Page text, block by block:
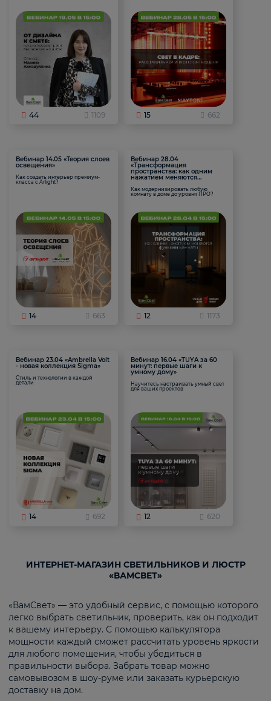
44 1109 15 662
Вебинар 14.05 «Теория слоев
освещения»
Как создать интерьер премиум-
класса с Arlight?
14 663
Вебинар 28.04
«Трансформация
пространства: как одним
нажатием меняются
Как модернизировать любую
комнату в доме до уровня ПРО?
12 1173
Вебинар 23.04 «Ambrella Volt
- новая коллекция Sigma»
Стиль и технологии в каждой
детали
14 692
Вебинар 16.04 «TUYA за 60
минут: первые шаги к
умному дому»
Научитесь настраивать умный свет
для ваших проектов
12 620
ИНТЕРНЕТ-МАГАЗИН СВЕТИЛЬНИКОВ И ЛЮСТР
«ВАМСВЕТ»
«ВамСвет» — это удобный сервис, с помощью которого
легко выбрать светильник, проверить, как он подходит
к вашему интерьеру. С помощью калькулятора
мощности каждый сможет рассчитать уровень яркости
для любого помещения, чтобы убедиться в
правильности выбора. Забрать товар можно
самовывозом в шоу-руме или заказать курьерскую
доставку на дом.